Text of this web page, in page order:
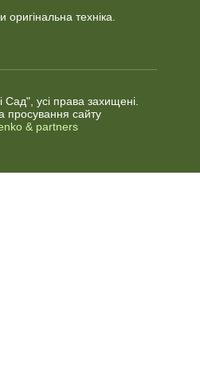
оригінальна техніка.
Сад", усі права захищені.
просування сайту
& partners